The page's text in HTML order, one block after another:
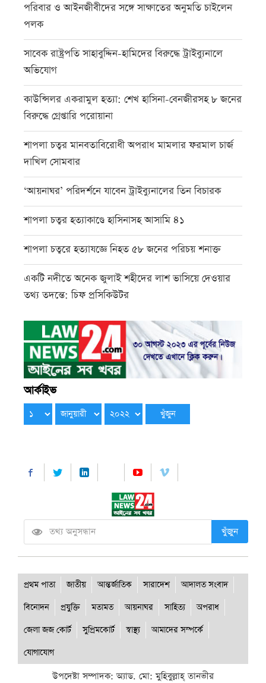
পরিবার ও আইনজীবীদের সঙ্গে সাক্ষাতের অনুমতি চাইলেন
পলক
সাবেক রাষ্ট্রপতি সাহাবুদ্দিন-হামিদের বিরুদ্ধে ট্রাইব্যুনালে
অভিযোগ
কাউন্সিলর একরামুল হত্যা: শেখ হাসিনা-বেনজীরসহ ৮ জনের
বিরুদ্ধে গ্রেপ্তারি পরোয়ানা
শাপলা চত্বর মানবতাবিরোধী অপরাধ মামলার ফরমাল চার্জ
দাখিল সোমবার
‘আয়নাঘর’ পরিদর্শনে যাবেন ট্রাইব্যুনালের তিন বিচারক
শাপলা চত্বর হত্যাকাণ্ডে হাসিনাসহ আসামি ৪১
শাপলা চত্বরে হত্যাযজ্ঞে নিহত ৫৮ জনের পরিচয় শনাক্ত
একটি নদীতে অনেক জুলাই শহীদের লাশ ভাসিয়ে দেওয়ার
তথ্য তদন্তে: চিফ প্রসিকিউটর
আর্কাইভ
খুঁজুন
প্রথম পাতা জাতীয় আন্তর্জাতিক সারাদেশ
আদালত সংবাদ
বিনোদন
প্রযুক্তি মতামত আয়নাঘর সাহিত্য
অপরাধ
জেলা জজ কোর্ট
সুপ্রিমকোর্ট স্বাস্থ্য
আমাদের সম্পর্কে
যোগাযোগ
উপদেষ্টা সম্পাদক: অ্যাড. মো: মুহিবুল্লাহ্ তানভীর